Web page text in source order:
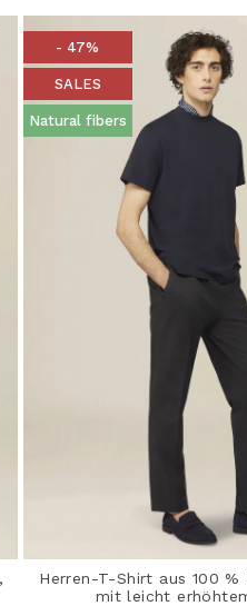
- 47%
SALES
Natural fibers
Herren-T-Shirt aus 100 %
mit leicht